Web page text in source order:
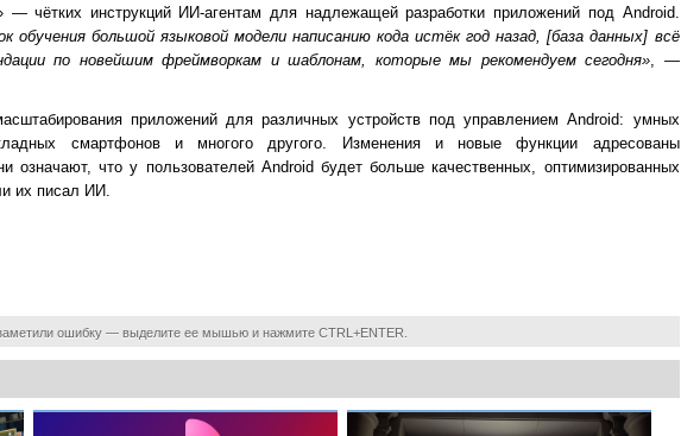
— чётких инструкций ИИ-агентам для надлежащей разработки приложений под Android.
большой языковой модели написанию кода истёк год назад, [база данных] всё
по новейшим фреймворкам и шаблонам, которые мы рекомендуем сегодня», —
приложений для различных устройств под управлением Android: умных
смартфонов и многого другого. Изменения и новые функции адресованы
означают, что у пользователей Android будет больше качественных, оптимизированных
их писал ИИ.
ошибку — выделите ее мышью и нажмите CTRL+ENTER.